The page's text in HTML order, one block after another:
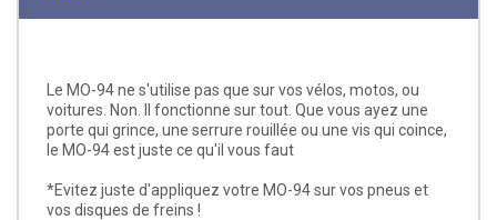
Le MO-94 ne s'utilise pas que sur vos vélos, motos, ou
voitures. Non. Il fonctionne sur tout. Que vous ayez une
porte qui grince, une serrure rouillée ou une vis qui coince,
le MO-94 est juste ce qu'il vous faut
*Evitez juste d'appliquez votre MO-94 sur vos pneus et
vos disques de freins !